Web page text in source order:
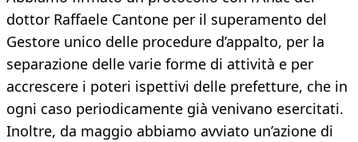
dottor Raffaele Cantone per il superamento del
Gestore unico delle procedure d’appalto, per la
separazione delle varie forme di attività e per
accrescere i poteri ispettivi delle prefetture, che in
ogni caso periodicamente già venivano esercitati.
Inoltre, da maggio abbiamo avviato un’azione di